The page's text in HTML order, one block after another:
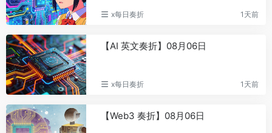
于12月6日上线
18
矿企扎堆冲AI，华尔街却给估值“降
温”，财报季揭露谁在“裸泳”？
19
伯恩斯坦上调SpaceX与Cloudflare
目标价
20
特朗普：数据中心可能会比石油更
重要
21
野村研究：AI推动印度新增岗位超
裁员数，总量仍现净增长
Crypto 首次
OpenClaw
利”？
x每日奏折 1天前
【AI 英文奏折】08月06日
x每日奏折 1天前
【Web3 奏折】08月06日